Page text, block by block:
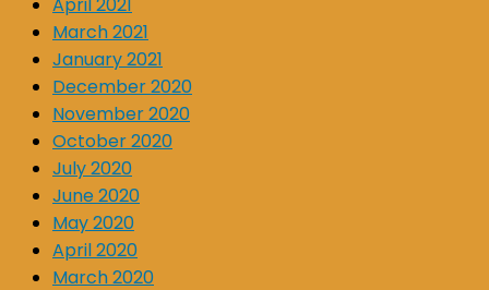
March 2021
January 2021
December 2020
November 2020
October 2020
July 2020
June 2020
May 2020
April 2020
March 2020